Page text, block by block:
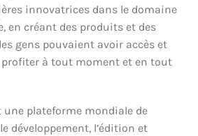
innovatrices dans le domaine
en créant des produits et des
gens pouvaient avoir accès et
à tout moment et en tout
une plateforme mondiale de
développement, l’édition et